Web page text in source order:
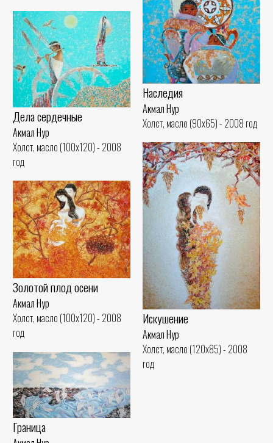
Наследия
Акмал Нур
Холст, масло (90x65) - 2008 год
Дела сердечные
Акмал Нур
Холст, масло (100x120) - 2008
год
Искушение
Акмал Нур
Холст, масло (120x85) - 2008
год
Золотой плод осени
Акмал Нур
Холст, масло (100x120) - 2008
год
Граница